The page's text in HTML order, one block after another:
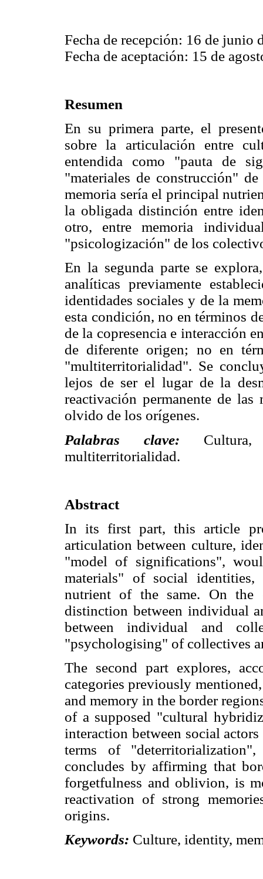
Fecha de recepción: 16 de junio
Fecha de aceptación: 15 de
Resumen
En su primera parte, el
sobre la articulación entre
entendida como "pauta de
"materiales de construcción"
memoria sería el principal
la obligada distinción entre
otro, entre memoria
"psicologización" de los
En la segunda parte se
analíticas previamente
identidades sociales y de la
esta condición, no en términos
de la copresencia e interacción
de diferente origen; no en
"multiterritorialidad". Se
lejos de ser el lugar de la
reactivación permanente de
olvido de los orígenes.
Palabras clave:
multiterritorialidad.
Abstract
In its first part, this article
articulation between culture,
"model of significations",
materials" of social
nutrient of the same. On the
distinction between individual
between individual and
"psychologising" of collectives
The second part explores,
categories previously
and memory in the border
of a supposed "cultural
interaction between social
terms of
concludes by affirming that
forgetfulness and oblivion, is
reactivation of strong
origins.
Keywords: Culture, identity,